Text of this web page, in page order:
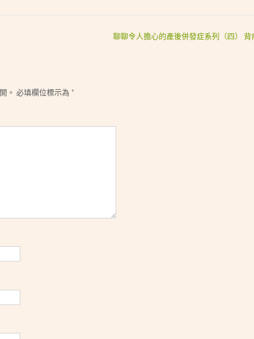
聊聊令人擔心的產後併發症系列（四）
。 必填欄位標示為 *